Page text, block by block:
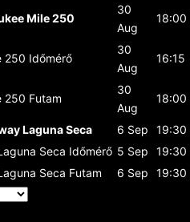
Mile 250
30
Aug
18:00
250 Időmérő
30
Aug
16:15
250 Futam
30
Aug
18:00
Laguna Seca 6 Sep
19:30
Seca Időmérő 5 Sep
19:30
Seca Futam 6 Sep
19:30